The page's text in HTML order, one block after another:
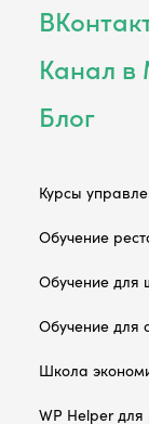
Канал в
Блог
Курсы
Обучение
Обучение
Обучение для
Школа
WP Helper для